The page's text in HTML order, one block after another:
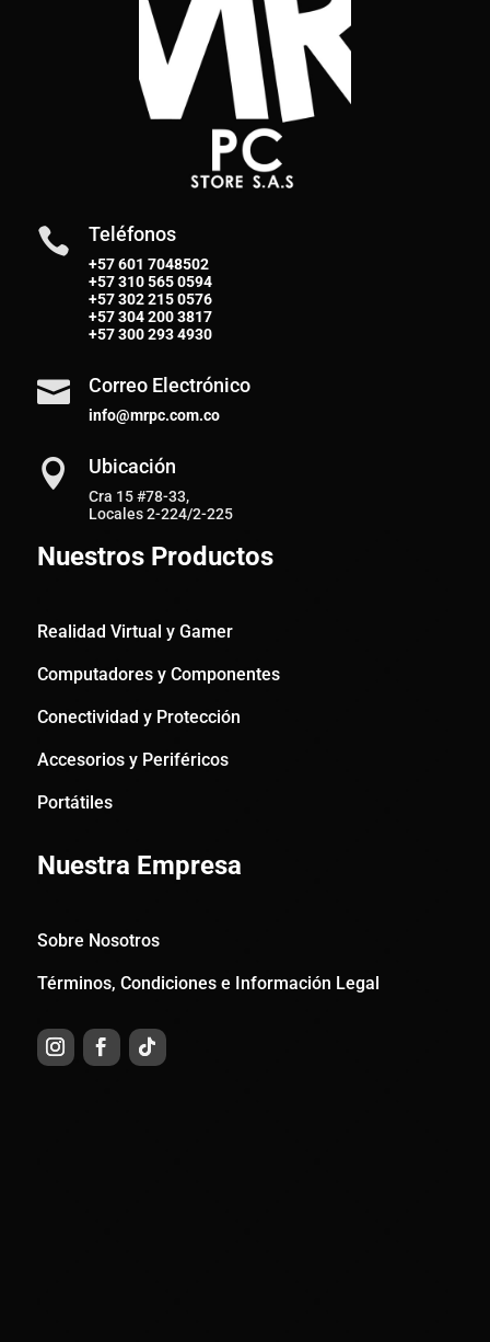
 Teléfonos
+57 601 7048502
+57310 565 0594
+57302 215 0576
+57304 200 3817
+57300 293 4930
 Correo Electrónico
info@mrpc.com.co
 Ubicación
Cra 15 #78-33,
Locales 2-224/2-225
Nuestros Productos
Realidad Virtual y Gamer
Computadores y Componentes
Conectividad y Protección
Accesorios y Periféricos
Portátiles
Nuestra Empresa
Sobre Nosotros
Términos, Condiciones e Información Legal